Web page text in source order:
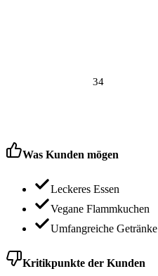
34
Was Kunden mögen
Leckeres Essen
Vegane Flammkuchen
Umfangreiche Getränke
Kritikpunkte der Kunden